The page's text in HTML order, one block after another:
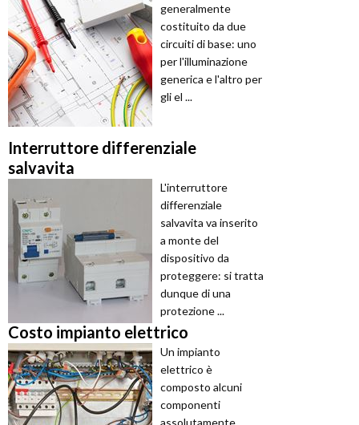
generalmente
costituito da due
circuiti di base: uno
per l'illuminazione
generica e l'altro per
gli el ...
Interruttore differenziale
salvavita
L'interruttore
differenziale
salvavita va inserito
a monte del
dispositivo da
proteggere: si tratta
dunque di una
protezione ...
Costo impianto elettrico
Un impianto
elettrico è
composto alcuni
componenti
assolutamente